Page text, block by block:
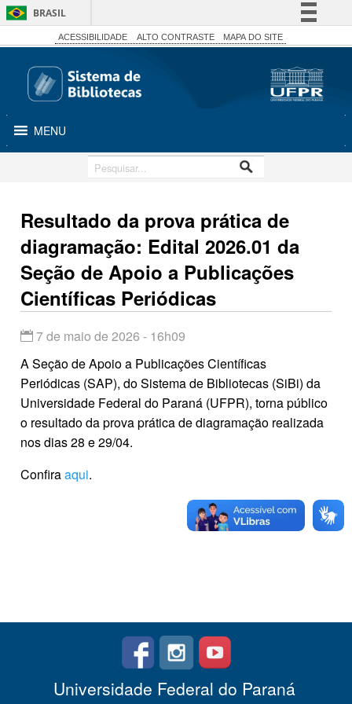
BRASIL
Simplifique!
Canais
ACESSIBILIDADE ALTO CONTRASTE MAPA DO SITE
MENU
Resultado da prova prática de
diagramação: Edital 2026.01 da
Seção de Apoio a Publicações
Científicas Periódicas
7 de maio de 2026 - 16h09
A Seção de Apoio a Publicações Científicas
Periódicas (SAP), do Sistema de Bibliotecas (SiBi) da
Universidade Federal do Paraná (UFPR), torna público
o resultado da prova prática de diagramação realizada
nos dias 28 e 29/04.
Confiraaqui.
Universidade Federal do Paraná